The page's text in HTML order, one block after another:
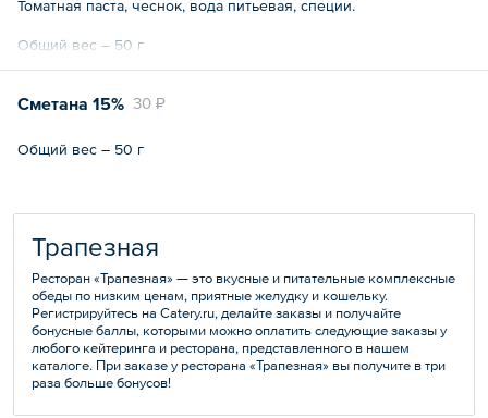
Томатная паста, чеснок, вода питьевая, специи.
Общий вес – 50 г
30 ₽
Сметана 15%
Общий вес – 50 г
Трапезная
Ресторан «Трапезная» — это вкусные и питательные комплексные
обеды по низким ценам, приятные желудку и кошельку.
Регистрируйтесь на Catery.ru, делайте заказы и получайте
бонусные баллы, которыми можно оплатить следующие заказы у
любого кейтеринга и ресторана, представленного в нашем
каталоге. При заказе у ресторана «Трапезная» вы получите в три
раза больше бонусов!